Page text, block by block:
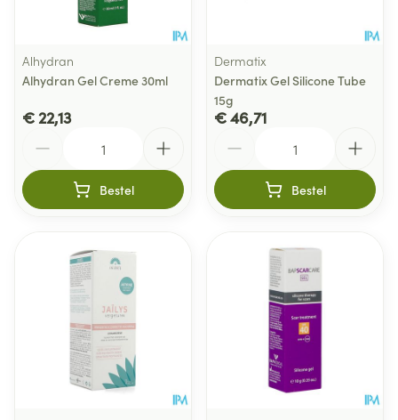
Alhydran
Alhydran Gel Creme 30ml
€ 22,13
Bestel
Dermatix
Dermatix Gel Silicone Tube
15g
€ 46,71
Bestel